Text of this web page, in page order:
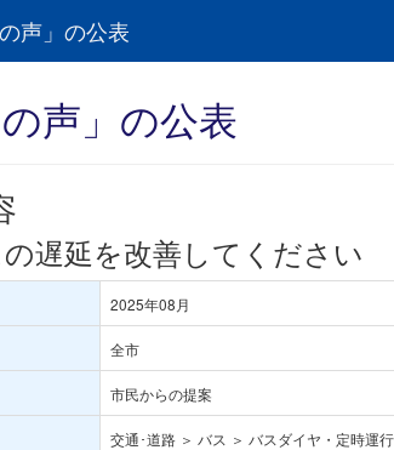
声」の公表
の声」の公表
遅延を改善してください
2025年08月
全市
市民からの提案
交通･道路 ＞ バス ＞ バスダイヤ・定時運行